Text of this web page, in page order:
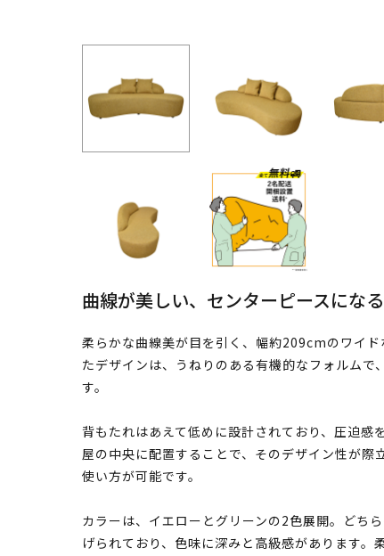
曲線が美しい、センターピースにな
柔らかな曲線美が目を引く、幅約209cmのワイ
たデザインは、うねりのある有機的なフォルム
す。
背もたれはあえて低めに設計されており、圧迫
屋の中央に配置することで、そのデザイン性が
使い方が可能です。
カラーは、イエローとグリーンの2色展開。どち
げられており、色味に深みと高級感があります